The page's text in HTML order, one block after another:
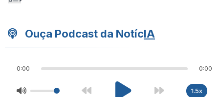
Ouça Podcast da NotícIA
0:00 0:00
1.5x